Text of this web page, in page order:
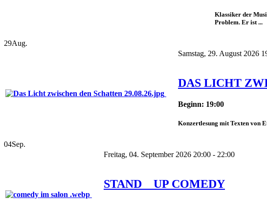
Klassiker der
Problem. Er ist ...
29Aug.
Samstag, 29. August 2026
DAS LICHT
Beginn: 19:00
Konzertlesung mit Texten von
04Sep.
Freitag, 04. September 2026 20:00 - 22:00
STAND _ UP COMEDY